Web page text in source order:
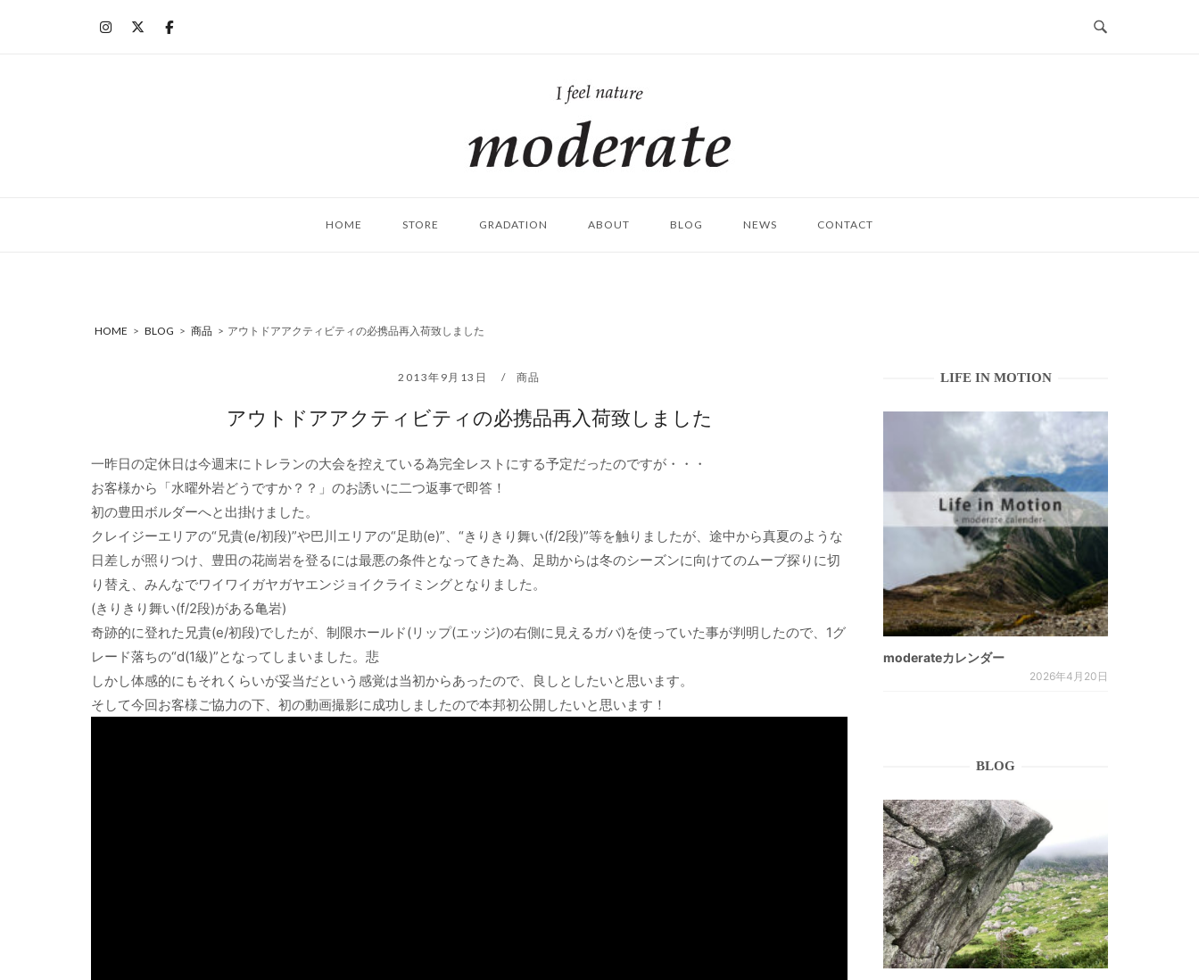
ム
HOME STORE GRADATION ABOUT BLOG NEWS CONTACT
HOME > BLOG > 商品 > アウトドアアクティビティの必携品再入荷致しました
2013年9月13日 商品
アウトドアアクティビティの必携品再入荷致しました
一昨日の定休日は今週末にトレランの大会を控えている為完全レストにする予定だったのですが・・・
お客様から「水曜外岩どうですか？？」のお誘いに二つ返事で即答！
初の豊田ボルダーへと出掛けました。
クレイジーエリアの“兄貴(e/初段)”や巴川エリアの“足助(e)”、“きりきり舞い(f/2段)”等を触りましたが、途中から真夏のような
日差しが照りつけ、豊田の花崗岩を登るには最悪の条件となってきた為、足助からは冬のシーズンに向けてのムーブ探りに切
り替え、みんなでワイワイガヤガヤエンジョイクライミングとなりました。
(きりきり舞い(f/2段)がある亀岩)
奇跡的に登れた兄貴(e/初段)でしたが、制限ホールド(リップ(エッジ)の右側に見えるガバ)を使っていた事が判明したので、1グ
レード落ちの“d(1級)”となってしまいました。悲
しかし体感的にもそれくらいが妥当だという感覚は当初からあったので、良しとしたいと思います。
そして今回お客様ご協力の下、初の動画撮影に成功しましたので本邦初公開したいと思います！
LIFE IN MOTION
moderateカレンダー
2026年4月20日
BLOG